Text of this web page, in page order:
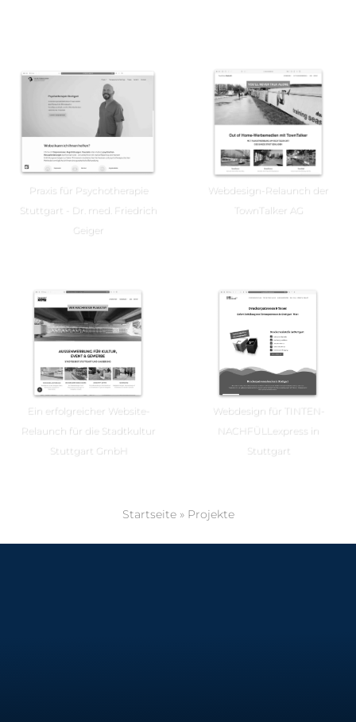
Praxis für Psychotherapie
Stuttgart - Dr. med. Friedrich
Geiger
Webdesign-Relaunch der
TownTalker AG
Ein erfolgreicher Website-
Relaunch für die Stadtkultur
Stuttgart GmbH
Webdesign für TINTEN-
NACHFÜLLexpress in
Stuttgart
Startseite» Projekte